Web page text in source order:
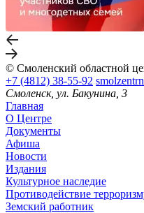
© Смоленский областной
+7 (4812) 38-55-92
Смоленск, ул. Бакунина, 3
Главная
О Центре
Документы
Афиша
Новости
Издания
Культурное наследие
Противодействие
Земский работник